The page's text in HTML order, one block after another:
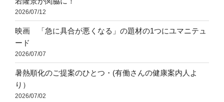
2026/07/12
映画 「急に具合が悪くなる」の題材の1つにユマニテュ
ード
2026/07/07
暑熱順化のご提案のひとつ・(有働さんの健康案内人よ
り）
2026/07/02